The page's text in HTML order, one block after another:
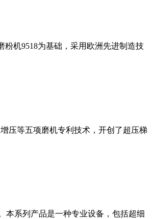
机9518为基础，采用欧洲先进制造技
压等五项磨机专利技术，开创了超压梯
本系列产品是一种专业设备，包括超细